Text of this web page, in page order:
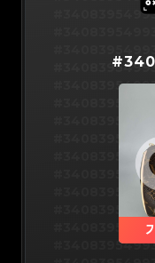
#